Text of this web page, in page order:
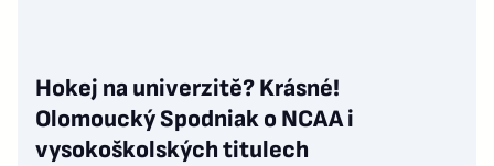
Hokej na univerzitě? Krásné!
Olomoucký Spodniak o NCAA i
vysokoškolských titulech